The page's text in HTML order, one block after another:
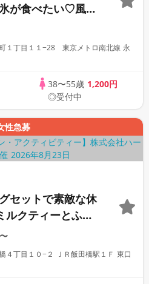
が食べたい♡風鈴
♪
１丁目１１−28 東京メトロ南北線 永
38〜55歳 1,200円
◎受付中
性急募
セットで素敵な休
ルクティーとふわ
1トークお約束♡
４丁目１０−２ ＪＲ飯田橋駅１Ｆ 東口